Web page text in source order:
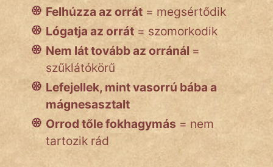
Felhúzza az orrát = megsértődik
Lógatja az orrát = szomorkodik
Nem lát tovább az orránál =
szűklátókörű
Lefejellek, mint vasorrú bába a
mágnesasztalt
Orrod tőle fokhagymás = nem
tartozik rád